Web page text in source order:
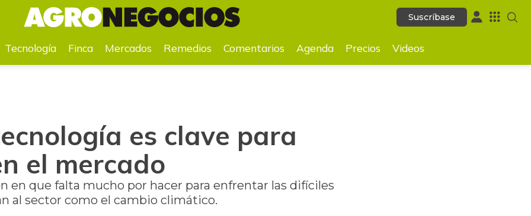
Suscríbase
Suscríbase
Tecnología Finca Mercados Remedios Comentarios Agenda Precios Videos
es clave para
el mercado
en que falta mucho por hacer para enfrentar las difíciles
al sector como el cambio climático.